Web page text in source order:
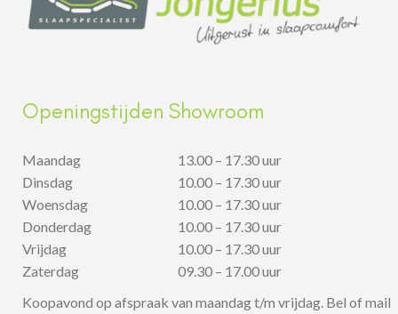
Openingstijden Showroom
Maandag
Dinsdag
Woensdag
Donderdag
Vrijdag
Zaterdag
13.00 – 17.30 uur
10.00 – 17.30 uur
10.00 – 17.30 uur
10.00 – 17.30 uur
10.00 – 17.30 uur
09.30 – 17.00 uur
Koopavond op afspraak van maandag t/m vrijdag. Bel of mail